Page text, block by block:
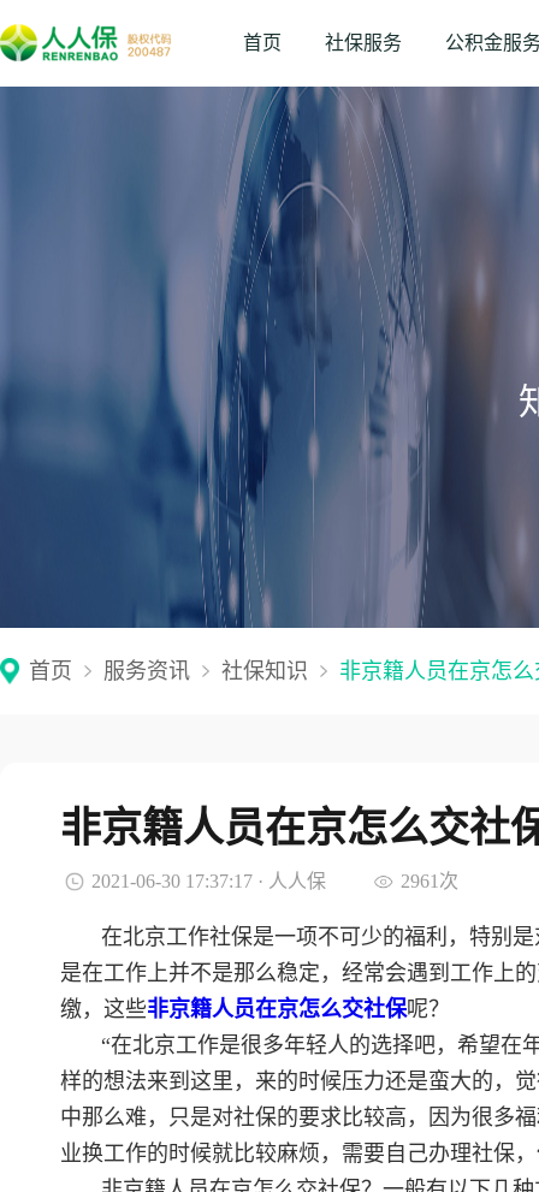
首页 社保服务 公积金服
首页 服务资讯 社保知识 非京籍人员在京怎
非京籍人员在京怎么交社
2021-06-30 17:37:17 · 人人保 2961次
在北京工作社保是一项不可少的福利，特别
是在工作上并不是那么稳定，经常会遇到工作上
缴，这些非京籍人员在京怎么交社保呢？
“在北京工作是很多年轻人的选择吧，希望在
样的想法来到这里，来的时候压力还是蛮大的，
中那么难，只是对社保的要求比较高，因为很多
业换工作的时候就比较麻烦，需要自己办理社保